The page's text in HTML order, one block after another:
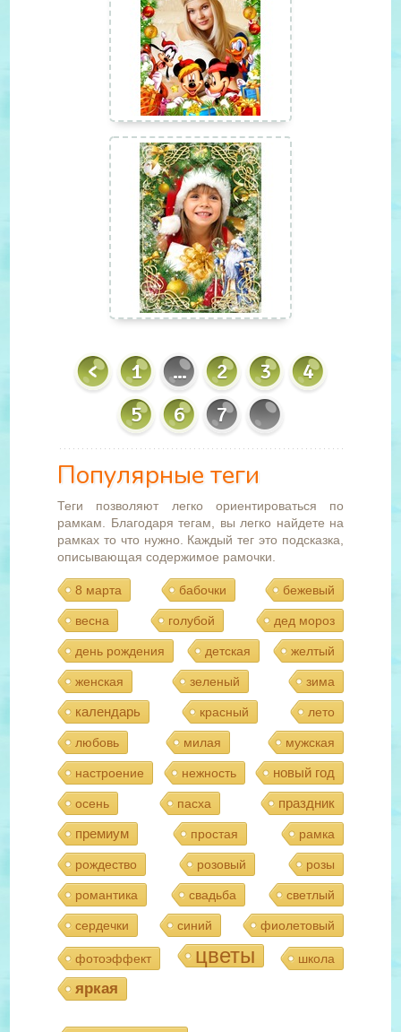
1 ... 2 3
4
5
6 7
Популярные теги
Теги позволяют легко ориентироваться по
рамкам. Благодаря тегам, вы легко найдете на
рамках то что нужно. Каждый тег это подсказка,
описывающая содержимое рамочки.
8 марта бабочки бежевый
весна голубой дед мороз
день рождения детская желтый
женская зеленый зима
календарь красный лето
любовь милая мужская
настроение нежность новый год
осень пасха
праздник
премиум
простая рамка
рождество розовый розы
романтика свадьба светлый
сердечки синий фиолетовый
фотоэффект цветы школа
яркая